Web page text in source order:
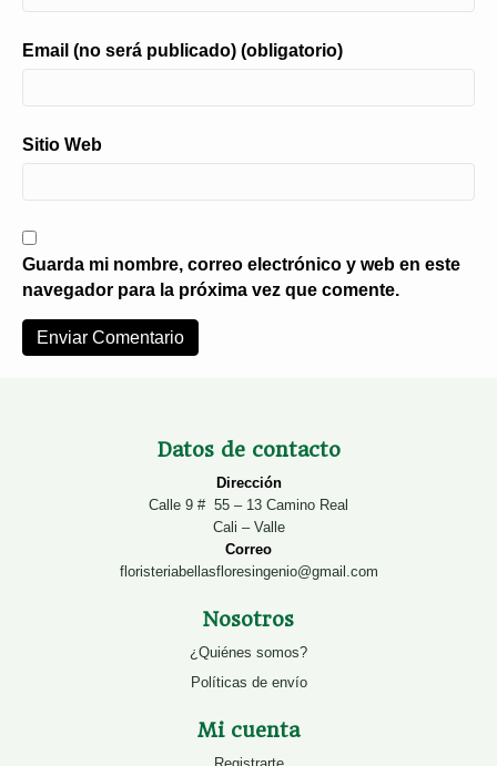
Email (no será publicado) (obligatorio)
Sitio Web
Guarda mi nombre, correo electrónico y web en este
navegador para la próxima vez que comente.
Datos de contacto
Dirección
Calle 9 # 55 – 13 Camino Real
Cali – Valle
Correo
floristeriabellasfloresingenio@gmail.com
Nosotros
¿Quiénes somos?
Políticas de envío
Mi cuenta